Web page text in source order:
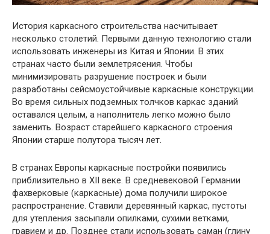
История каркасного строительства насчитывает
несколько столетий. Первыми данную технологию стали
использовать инженеры из Китая и Японии. В этих
странах часто были землетрясения. Чтобы
минимизировать разрушение построек и были
разработаны сейсмоустойчивые каркасные конструкции.
Во время сильных подземных толчков каркас зданий
оставался целым, а наполнитель легко можно было
заменить. Возраст старейшего каркасного строения
Японии старше полутора тысяч лет.
В странах Европы каркасные постройки появились
приблизительно в XII веке. В средневековой Германии
фахверковые (каркасные) дома получили широкое
распространение. Ставили деревянный каркас, пустоты
для утепления засыпали опилками, сухими ветками,
гравием и др. Позднее стали использовать саман (глину